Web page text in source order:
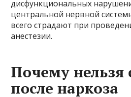
дисфункциональных
центральной нервной
всего страдают при
анестезии.
Почему нельзя
после наркоза